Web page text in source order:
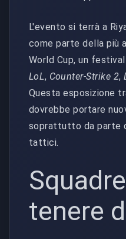
L'evento si terrà a
come parte della più
World Cup, un
LoL, Counter-Strike 2,
Questa esposizione
dovrebbe portare
soprattutto da parte
tattici.
tenere